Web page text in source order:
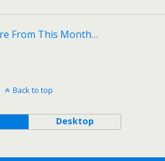
From This Month…
Back to top
Desktop